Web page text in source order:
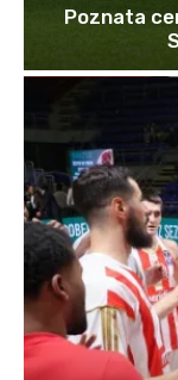
Poznata